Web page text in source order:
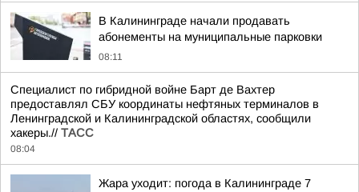
В Калининграде начали продавать
абонементы на муниципальные парковки
08:11
Специалист по гибридной войне Барт де Вахтер
предоставлял СБУ координаты нефтяных терминалов в
Ленинградской и Калининградской областях, сообщили
хакеры.// ТАСС
08:04
Жара уходит: погода в Калининграде 7